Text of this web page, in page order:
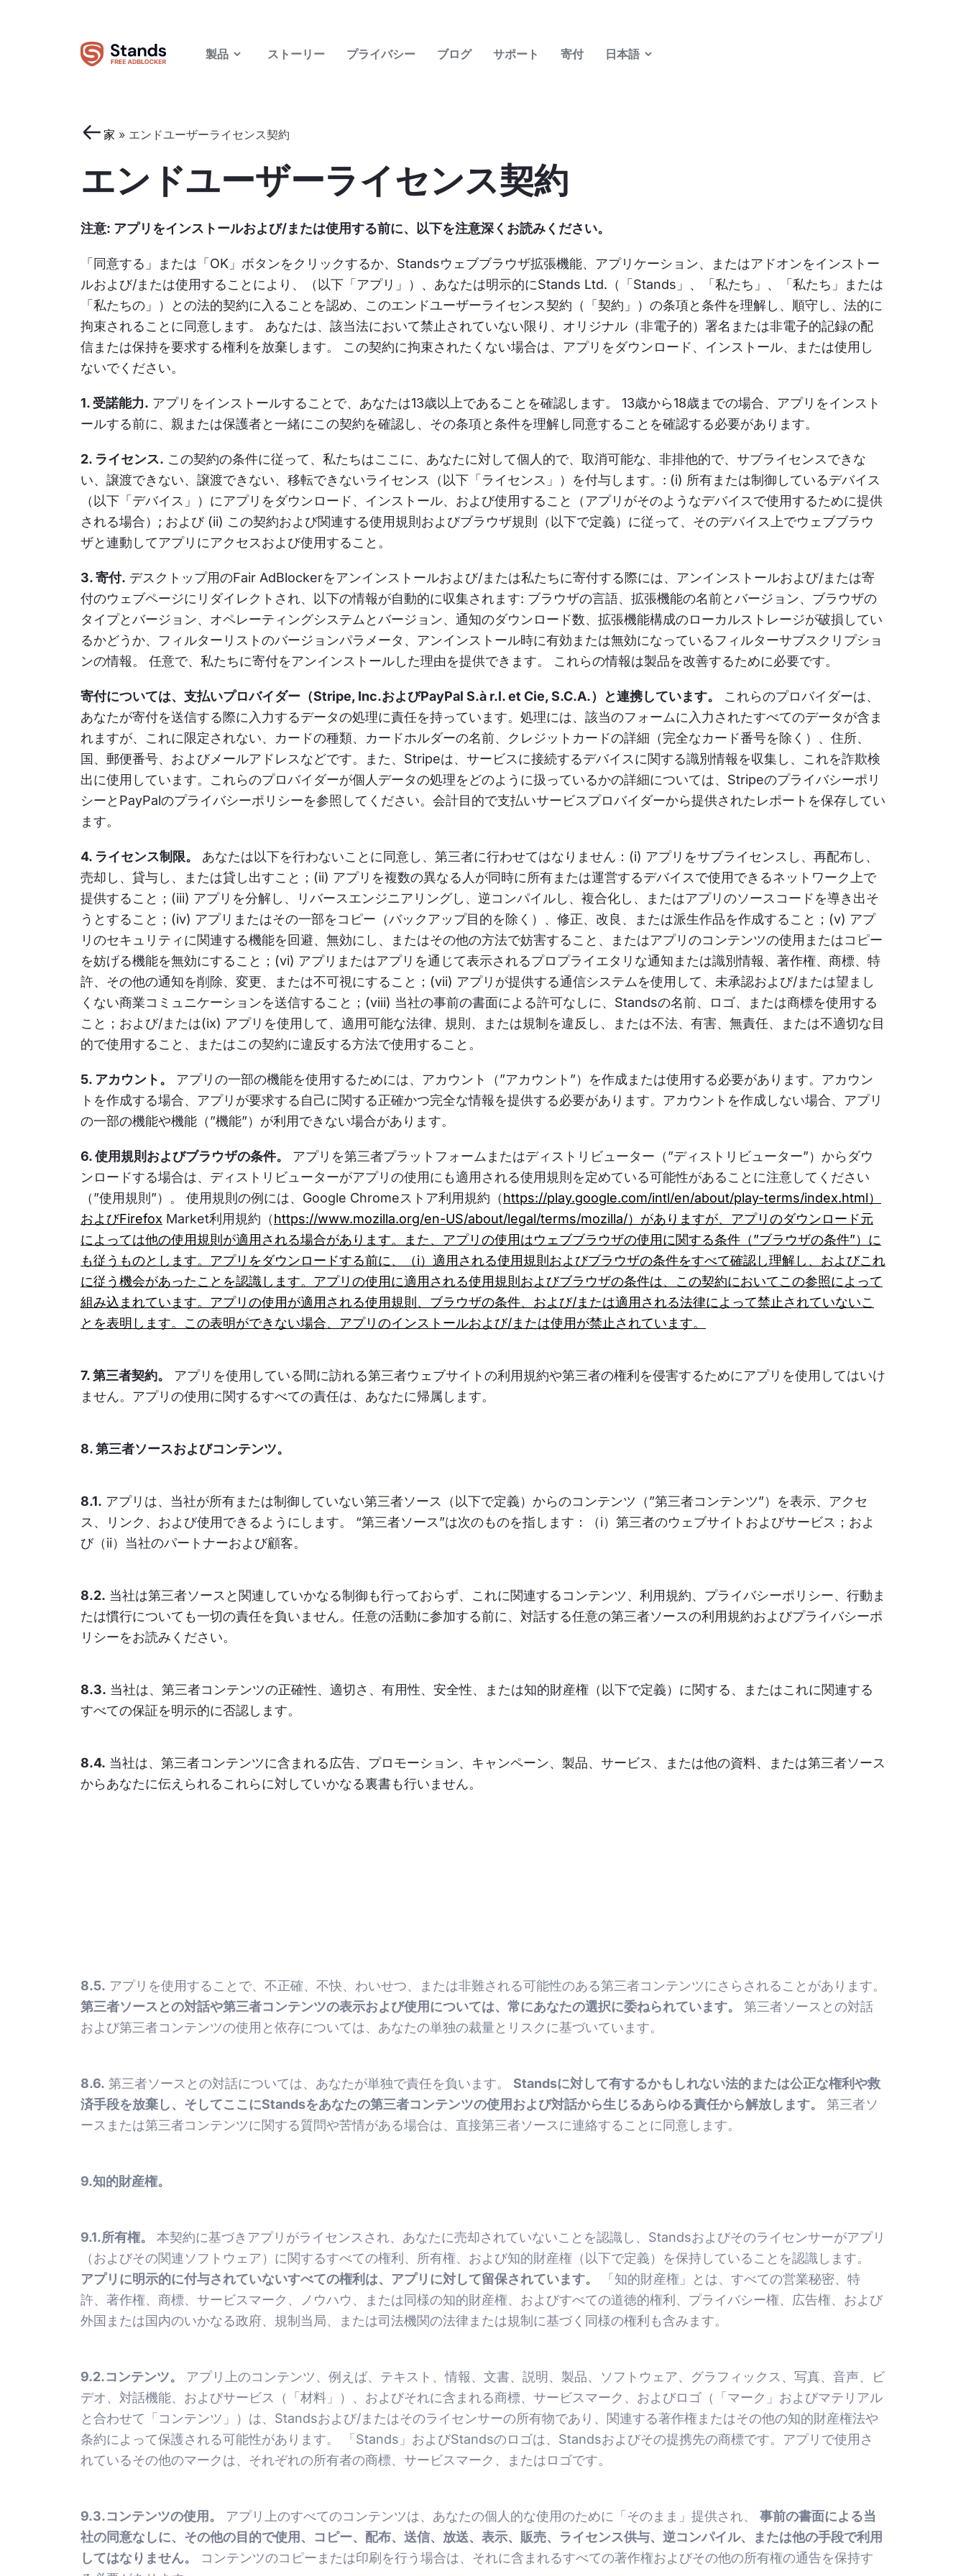
製品 ストーリー プライバシー ブログ サポート 寄付 日本語
家 » エンドユーザーライセンス契約
エンドユーザーライセンス契約
注意: アプリをインストールおよび/または使用する前に、以下を注意深くお読みください。
「同意する」または「OK」ボタンをクリックするか、Standsウェブブラウザ拡張機能、アプリケーション、またはアドオンをインストー
ルおよび/または使用することにより、（以下「アプリ」）、あなたは明示的にStands Ltd.（「Stands」、「私たち」、「私たち」または
「私たちの」）との法的契約に入ることを認め、このエンドユーザーライセンス契約（「契約」）の条項と条件を理解し、順守し、法的に
拘束されることに同意します。 あなたは、該当法において禁止されていない限り、オリジナル（非電子的）署名または非電子的記録の配
信または保持を要求する権利を放棄します。 この契約に拘束されたくない場合は、アプリをダウンロード、インストール、または使用し
ないでください。
1. 受諾能力. アプリをインストールすることで、あなたは13歳以上であることを確認します。 13歳から18歳までの場合、アプリをインスト
ールする前に、親または保護者と一緒にこの契約を確認し、その条項と条件を理解し同意することを確認する必要があります。
2. ライセンス. この契約の条件に従って、私たちはここに、あなたに対して個人的で、取消可能な、非排他的で、サブライセンスできな
い、譲渡できない、譲渡できない、移転できないライセンス（以下「ライセンス」）を付与します。: (i) 所有または制御しているデバイス
（以下「デバイス」）にアプリをダウンロード、インストール、および使用すること（アプリがそのようなデバイスで使用するために提供
される場合）; および (ii) この契約および関連する使用規則およびブラウザ規則（以下で定義）に従って、そのデバイス上でウェブブラウ
ザと連動してアプリにアクセスおよび使用すること。
3. 寄付. デスクトップ用のFair AdBlockerをアンインストールおよび/または私たちに寄付する際には、アンインストールおよび/または寄
付のウェブページにリダイレクトされ、以下の情報が自動的に収集されます: ブラウザの言語、拡張機能の名前とバージョン、ブラウザの
タイプとバージョン、オペレーティングシステムとバージョン、通知のダウンロード数、拡張機能構成のローカルストレージが破損してい
るかどうか、フィルターリストのバージョンパラメータ、アンインストール時に有効または無効になっているフィルターサブスクリプショ
ンの情報。 任意で、私たちに寄付をアンインストールした理由を提供できます。 これらの情報は製品を改善するために必要です。
寄付については、支払いプロバイダー（Stripe, Inc.およびPayPal S.à r.l. et Cie, S.C.A.）と連携しています。
これらのプロバイダーは、
あなたが寄付を送信する際に入力するデータの処理に責任を持っています。処理には、該当のフォームに入力されたすべてのデータが含ま
れますが、これに限定されない、カードの種類、カードホルダーの名前、クレジットカードの詳細（完全なカード番号を除く）、住所、
国、郵便番号、およびメールアドレスなどです。また、Stripeは、サービスに接続するデバイスに関する識別情報を収集し、これを詐欺検
出に使用しています。これらのプロバイダーが個人データの処理をどのように扱っているかの詳細については、Stripeのプライバシーポリ
シーとPayPalのプライバシーポリシーを参照してください。会計目的で支払いサービスプロバイダーから提供されたレポートを保存してい
ます。
4. ライセンス制限。
あなたは以下を行わないことに同意し、第三者に行わせてはなりません：(i) アプリをサブライセンスし、再配布し、
売却し、貸与し、または貸し出すこと；(ii) アプリを複数の異なる人が同時に所有または運営するデバイスで使用できるネットワーク上で
提供すること；(iii) アプリを分解し、リバースエンジニアリングし、逆コンパイルし、複合化し、またはアプリのソースコードを導き出そ
うとすること；(iv) アプリまたはその一部をコピー（バックアップ目的を除く）、修正、改良、または派生作品を作成すること；(v) アプ
リのセキュリティに関連する機能を回避、無効にし、またはその他の方法で妨害すること、またはアプリのコンテンツの使用またはコピー
を妨げる機能を無効にすること；(vi) アプリまたはアプリを通じて表示されるプロプライエタリな通知または識別情報、著作権、商標、特
許、その他の通知を削除、変更、または不可視にすること；(vii) アプリが提供する通信システムを使用して、未承認および/または望まし
くない商業コミュニケーションを送信すること；(viii) 当社の事前の書面による許可なしに、Standsの名前、ロゴ、または商標を使用する
こと；および/または(ix) アプリを使用して、適用可能な法律、規則、または規制を違反し、または不法、有害、無責任、または不適切な目
的で使用すること、またはこの契約に違反する方法で使用すること。
5. アカウント。
アプリの一部の機能を使用するためには、アカウント（”アカウント”）を作成または使用する必要があります。アカウン
トを作成する場合、アプリが要求する自己に関する正確かつ完全な情報を提供する必要があります。アカウントを作成しない場合、アプリ
の一部の機能や機能（”機能”）が利用できない場合があります。
6. 使用規則およびブラウザの条件。
アプリを第三者プラットフォームまたはディストリビューター（”ディストリビューター”）からダウ
ンロードする場合は、ディストリビューターがアプリの使用にも適用される使用規則を定めている可能性があることに注意してください
（”使用規則”）。 使用規則の例には、Google Chromeストア利用規約（https://play.google.com/intl/en/about/play-terms/index.html）
およびFirefox Market利用規約（https://www.mozilla.org/en-US/about/legal/terms/mozilla/）がありますが、アプリのダウンロード元
によっては他の使用規則が適用される場合があります。また、アプリの使用はウェブブラウザの使用に関する条件（”ブラウザの条件”）に
も従うものとします。アプリをダウンロードする前に、（i）適用される使用規則およびブラウザの条件をすべて確認し理解し、およびこれ
に従う機会があったことを認識します。アプリの使用に適用される使用規則およびブラウザの条件は、この契約においてこの参照によって
組み込まれています。アプリの使用が適用される使用規則、ブラウザの条件、および/または適用される法律によって禁止されていないこ
とを表明します。この表明ができない場合、アプリのインストールおよび/または使用が禁止されています。
7. 第三者契約。
アプリを使用している間に訪れる第三者ウェブサイトの利用規約や第三者の権利を侵害するためにアプリを使用してはいけ
ません。アプリの使用に関するすべての責任は、あなたに帰属します。
8. 第三者ソースおよびコンテンツ。
8.1. アプリは、当社が所有または制御していない第三者ソース（以下で定義）からのコンテンツ（”第三者コンテンツ”）を表示、アクセ
ス、リンク、および使用できるようにします。 “第三者ソース”は次のものを指します：（i）第三者のウェブサイトおよびサービス；およ
び（ii）当社のパートナーおよび顧客。
8.2. 当社は第三者ソースと関連していかなる制御も行っておらず、これに関連するコンテンツ、利用規約、プライバシーポリシー、行動ま
たは慣行についても一切の責任を負いません。任意の活動に参加する前に、対話する任意の第三者ソースの利用規約およびプライバシーポ
リシーをお読みください。
8.3. 当社は、第三者コンテンツの正確性、適切さ、有用性、安全性、または知的財産権（以下で定義）に関する、またはこれに関連する
すべての保証を明示的に否認します。
8.4. 当社は、第三者コンテンツに含まれる広告、プロモーション、キャンペーン、製品、サービス、または他の資料、または第三者ソース
からあなたに伝えられるこれらに対していかなる裏書も行いません。
8.5. アプリを使用することで、不正確、不快、わいせつ、または非難される可能性のある第三者コンテンツにさらされることがあります。
第三者ソースとの対話や第三者コンテンツの表示および使用については、常にあなたの選択に委ねられています。
第三者ソースとの対話
および第三者コンテンツの使用と依存については、あなたの単独の裁量とリスクに基づいています。
8.6. 第三者ソースとの対話については、あなたが単独で責任を負います。 Standsに対して有するかもしれない法的または公正な権利や救
済手段を放棄し、そしてここにStandsをあなたの第三者コンテンツの使用および対話から生じるあらゆる責任から解放します。
第三者ソ
ースまたは第三者コンテンツに関する質問や苦情がある場合は、直接第三者ソースに連絡することに同意します。
9.知的財産権。
9.1.所有権。
本契約に基づきアプリがライセンスされ、あなたに売却されていないことを認識し、Standsおよびそのライセンサーがアプリ
（およびその関連ソフトウェア）に関するすべての権利、所有権、および知的財産権（以下で定義）を保持していることを認識します。
アプリに明示的に付与されていないすべての権利は、アプリに対して留保されています。
「知的財産権」とは、すべての営業秘密、特
許、著作権、商標、サービスマーク、ノウハウ、または同様の知的財産権、およびすべての道徳的権利、プライバシー権、広告権、および
外国または国内のいかなる政府、規制当局、または司法機関の法律または規制に基づく同様の権利も含みます。
9.2.コンテンツ。
アプリ上のコンテンツ、例えば、テキスト、情報、文書、説明、製品、ソフトウェア、グラフィックス、写真、音声、ビ
デオ、対話機能、およびサービス（「材料」）、およびそれに含まれる商標、サービスマーク、およびロゴ（「マーク」およびマテリアル
と合わせて「コンテンツ」）は、Standsおよび/またはそのライセンサーの所有物であり、関連する著作権またはその他の知的財産権法や
条約によって保護される可能性があります。 「Stands」およびStandsのロゴは、Standsおよびその提携先の商標です。アプリで使用さ
れているその他のマークは、それぞれの所有者の商標、サービスマーク、またはロゴです。
9.3.コンテンツの使用。 アプリ上のすべてのコンテンツは、あなたの個人的な使用のために「そのまま」提供され、 事前の書面による当
社の同意なしに、その他の目的で使用、コピー、配布、送信、放送、表示、販売、ライセンス供与、逆コンパイル、または他の手段で利用
してはなりません。
コンテンツのコピーまたは印刷を行う場合は、それに含まれるすべての著作権およびその他の所有権の通告を保持す